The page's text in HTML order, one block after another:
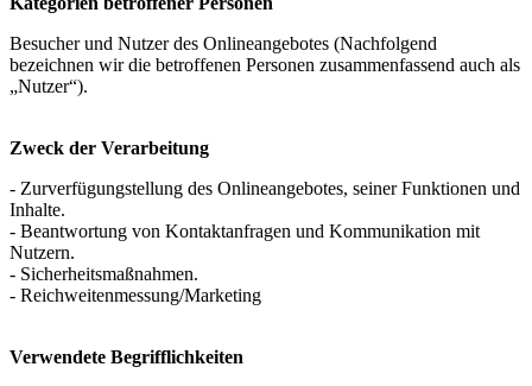
Besucher und Nutzer des Onlineangebotes (Nachfolgend
bezeichnen wir die betroffenen Personen zusammenfassend auch als
„Nutzer“).
Zweck der Verarbeitung
- Zurverfügungstellung des Onlineangebotes, seiner Funktionen und
Inhalte.
- Beantwortung von Kontaktanfragen und Kommunikation mit
Nutzern.
- Sicherheitsmaßnahmen.
- Reichweitenmessung/Marketing
Verwendete Begrifflichkeiten